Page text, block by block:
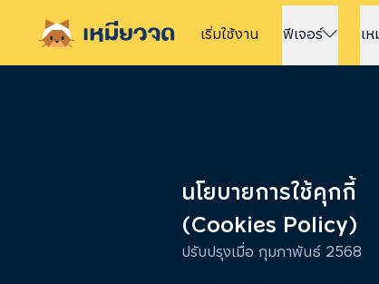
เริ่มใช้งาน ฟีเจอร์ เ
นโยบายการใช้คุกกี้
(Cookies Policy)
ปรับปรุงเมื่อ กุมภาพันธ์ 2568